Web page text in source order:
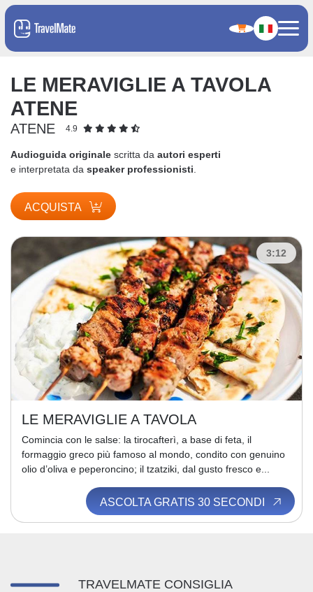
LE MERAVIGLIE A TAVOLA
ATENE
ATENE 4.9
Audioguida originale scritta da autori esperti
e interpretata da speaker professionisti
ACQUISTA
3:12
LE MERAVIGLIE A TAVOLA
Comincia con le salse: la tirocafterì, a base di feta, il
formaggio greco più famoso al mondo, condito con genuino
olio d’oliva e peperoncino; il tzatziki, dal gusto fresco e...
ASCOLTA GRATIS 30 SECONDI
TRAVELMATE CONSIGLIA